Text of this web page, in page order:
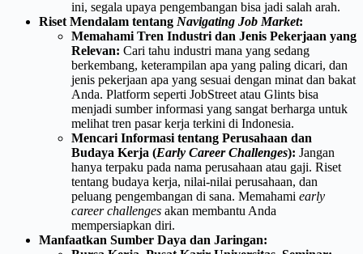
ini, segala upaya pengembangan bisa jadi salah arah.
Riset Mendalam tentang Navigating Job Market:
Memahami Tren Industri dan Jenis Pekerjaan yang
Relevan: Cari tahu industri mana yang sedang
berkembang, keterampilan apa yang paling dicari, dan
jenis pekerjaan apa yang sesuai dengan minat dan bakat
Anda. Platform seperti JobStreet atau Glints bisa
menjadi sumber informasi yang sangat berharga untuk
melihat tren pasar kerja terkini di Indonesia.
Mencari Informasi tentang Perusahaan dan
Budaya Kerja (Early Career Challenges): Jangan
hanya terpaku pada nama perusahaan atau gaji. Riset
tentang budaya kerja, nilai-nilai perusahaan, dan
peluang pengembangan di sana. Memahami early
career challenges akan membantu Anda
mempersiapkan diri.
Manfaatkan Sumber Daya dan Jaringan: